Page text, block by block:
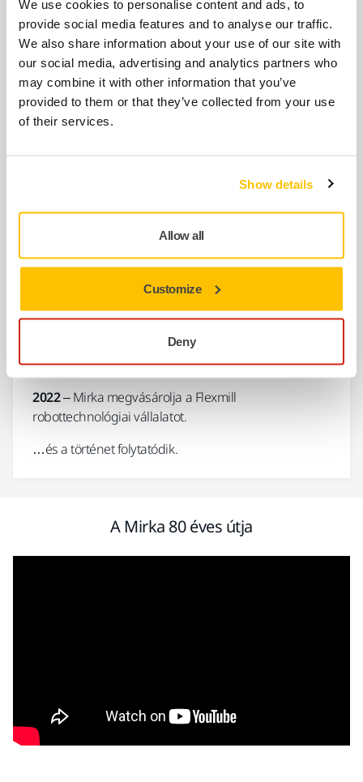
We use cookies to personalise content and ads, to
provide social media features and to analyse our traffic.
We also share information about your use of our site with
our social media, advertising and analytics partners who
may combine it with other information that you’ve
provided to them or that they’ve collected from your use
of their services.
Show details
Allow all
Customize
Deny
2016– Létrejön a Mirka Middle East.
2017- Mirka és Cafro egyesítik erőiket, hogy
terjeszkedjenek a szupercsiszoló anyagok területén.
2017– A Mirka AOS-B 130NV Red Dot
terméktervezési díjat kapott kiemelkedő
legjobbja díjat nyert úttörő kialakításáért.
médiadíj egyik nyertese volt.
Tool-díjat” nyert. A nyertesek a következők:
Mirka® AOS-B, Mirka® ARP-B,Mirka® DEOS
2021- Urma Rolls a Mirka család részévé válik.
2022– Mirka megvásárolja a Flexmill
robottechnológiai vállalatot.
…és a történet folytatódik.
A Mirka 80 éves útja